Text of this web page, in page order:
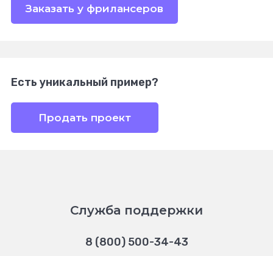
Заказать у фрилансеров
Есть уникальный пример?
Продать проект
Служба поддержки
8 (800) 500-34-43